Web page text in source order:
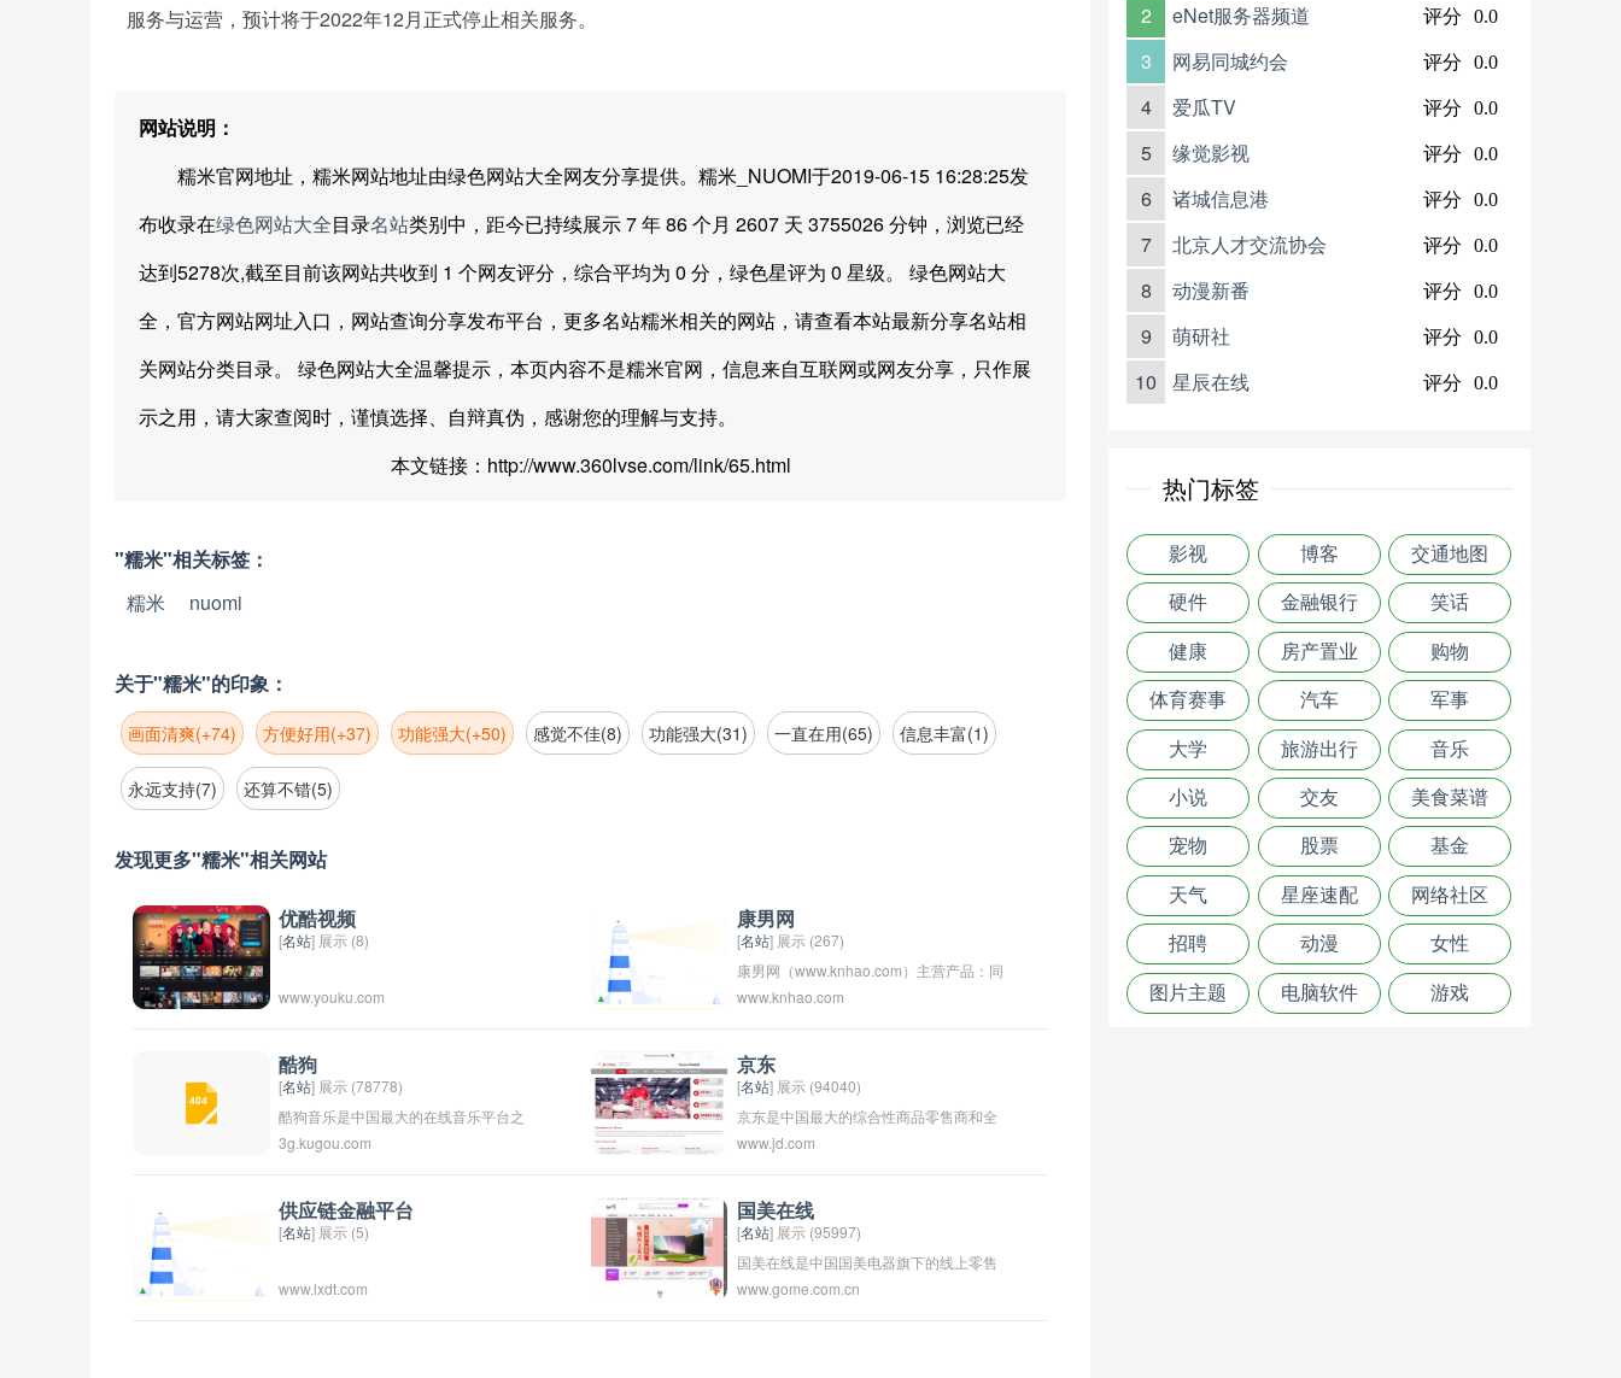
服务与运营，预计将于2022年12月正式停止相关服务。
网站说明：
糯米官网地址，糯米网站地址由绿色网站大全网友分享提供。糯米_NUOMI于2019-06-15 16:28:25发
布收录在绿色网站大全目录名站类别中，距今已持续展示 7 年 86 个月 2607 天 3755026 分钟，浏览已经
达到5278次,截至目前该网站共收到 1 个网友评分，综合平均为 0 分，绿色星评为 0 星级。 绿色网站大
全，官方网站网址入口，网站查询分享发布平台，更多名站糯米相关的网站，请查看本站最新分享名站相
关网站分类目录。 绿色网站大全温馨提示，本页内容不是糯米官网，信息来自互联网或网友分享，只作展
示之用，请大家查阅时，谨慎选择、自辩真伪，感谢您的理解与支持。
本文链接：http://www.360lvse.com/link/65.html
"糯米"相关标签：
糯米
nuomi
关于"糯米"的印象：
画面清爽(+74) 方便好用(+37) 功能强大(+50) 感觉不佳(8) 功能强大(31) 一直在用(65) 信息丰富(1)
永远支持(7) 还算不错(5)
发现更多"糯米"相关网站
优酷视频
[名站] 展示 (8)
www.youku.com
康男网
[名站] 展示 (267)
康男网（www.knhao.com）主营产品：同
仁双宝，力鼎茶，速比克咖啡_NBB修复
点修复膏，阿咔陀修复膏，初感牛鲨修复
膏，apd修复膏_延时湿巾，锁精环，延时
环，必利劲等产品。
www.knhao.com
酷狗
[名站] 展示 (78778)
酷狗音乐是中国最大的在线音乐平台之
一，提供海量的音乐资源和音乐服务，用
放列表等。酷狗音乐还提供了独家音乐推
荐、在线K歌等功能，深受广大音乐爱好者
3g.kugou.com
京东
[名站] 展示 (94040)
京东是中国最大的综合性商品零售商和全
球最大的中文网上零售商。京东成立于
外拥有数百个物流中心和仓库，为消费者
提供方便快捷的线上购物体验。京东提供
包括电子产品、家居用品、食品等在内的
各类商品，并致力于打造高质量的购物平
www.jd.com
供应链金融平台
[名站] 展示 (5)
www.lxdt.com
国美在线
[名站] 展示 (95997)
国美在线是中国国美电器旗下的线上零售
平台，提供家电、手机、数码、电脑、家
www.gome.com.cn
2 eNet服务器频道 评分 0.0
3 网易同城约会 评分 0.0
4 爱瓜TV 评分 0.0
5 缘觉影视 评分 0.0
6 诸城信息港 评分 0.0
7 北京人才交流协会 评分 0.0
8 动漫新番 评分 0.0
9 萌研社 评分 0.0
10 星辰在线 评分 0.0
热门标签
影视 博客 交通地图
硬件 金融银行 笑话
健康 房产置业 购物
体育赛事 汽车 军事
大学 旅游出行 音乐
小说 交友 美食菜谱
宠物 股票 基金
天气 星座速配 网络社区
招聘 动漫 女性
图片主题 电脑软件 游戏